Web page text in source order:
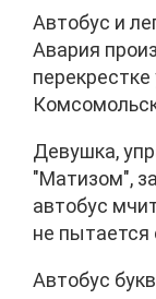
Автобус и
Авария
Девушка,
"Матизом",
автобус
не пытается
Автобус